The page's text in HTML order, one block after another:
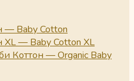
— Baby Cotton
XL — Baby Cotton XL
Коттон — Organic Baby